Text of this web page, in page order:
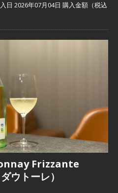
日 2026年07月04日 購入金額（税込
Frizzante
ウトーレ）